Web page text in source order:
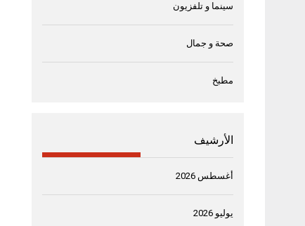
سينما و تلفزيون
صحة و جمال
مطبخ
الأرشيف
أغسطس 2026
يوليو 2026